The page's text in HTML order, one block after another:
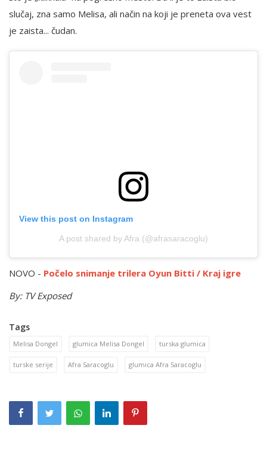
slučaj, zna samo Melisa, ali način na koji je preneta ova vest
je zaista... čudan.
View this post on Instagram
A post shared by Afra (@afrasaracoglu)
NOVO - Počelo snimanje trilera Oyun Bitti / Kraj igre
By: TV Exposed
Tags
Melisa Dongel glumica Melisa Dongel turska glumica
turske serije Afra Saracoglu glumica Afra Saracoglu